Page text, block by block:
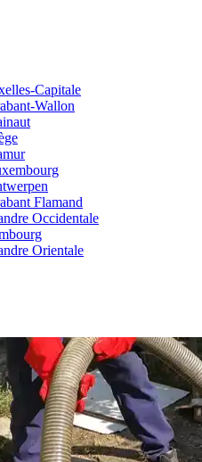
Capitale
Wallon
Flamand
Occidentale
Orientale